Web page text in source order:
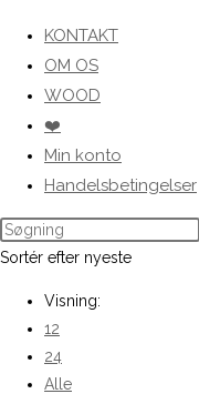
search
KONTAKT
OM OS
WOOD
❤️
Min konto
Handelsbetingelser
Sortér efter nyeste
Visning:
12
24
Alle